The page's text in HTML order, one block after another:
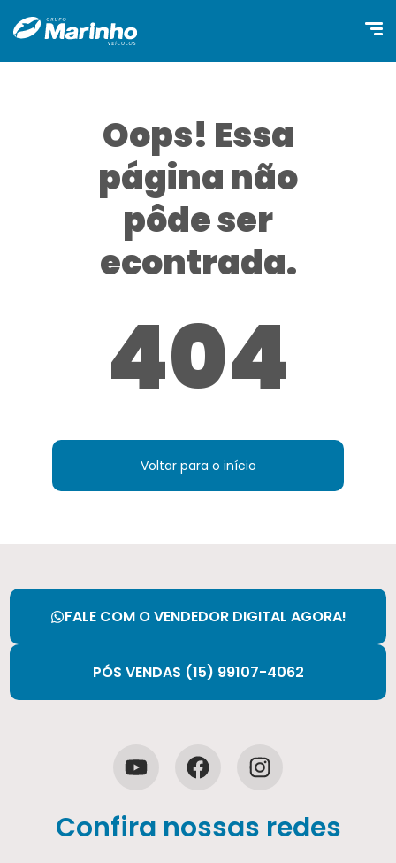
Oops! Essa
página não
pôde ser
econtrada.
404
Voltar para o início
FALE COM O VENDEDOR DIGITAL AGORA!
PÓS VENDAS (15) 99107-4062
Confira nossas redes